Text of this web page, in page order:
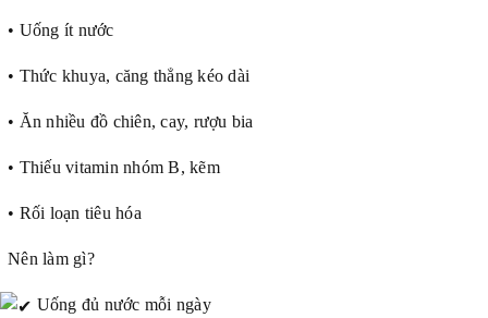
• Uống ít nước
• Thức khuya, căng thẳng kéo dài
• Ăn nhiều đồ chiên, cay, rượu bia
• Thiếu vitamin nhóm B, kẽm
• Rối loạn tiêu hóa
Nên làm gì?
Uống đủ nước mỗi ngày